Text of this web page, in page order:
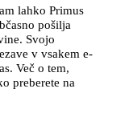
lahko Primus
pošilja
Svojo
v vsakem e-
Več o tem,
preberete na